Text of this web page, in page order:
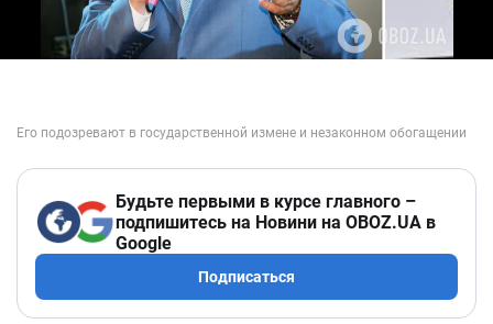
Будьте первыми в курсе главного –
подпишитесь на Новини на OBOZ.UA в
Google
Подписаться